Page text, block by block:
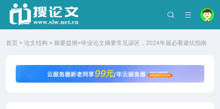
首页 > 论文结构 > 摘要提纲>毕业论文摘要常见误区，2024年届必看避坑指南